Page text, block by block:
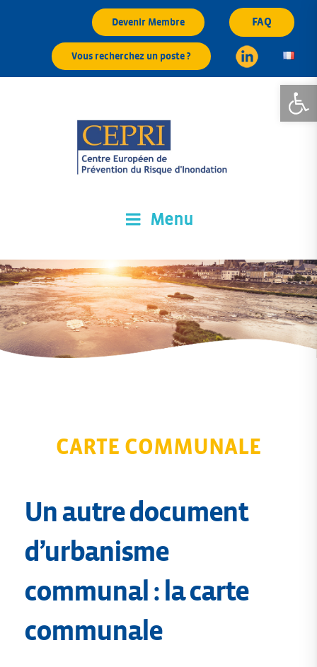
Ouvrir
Devenir Membre FAQ
Vous recherchez un poste ?
Menu
CARTE COMMUNALE
Un autre document
d’urbanisme
communal : la carte
communale